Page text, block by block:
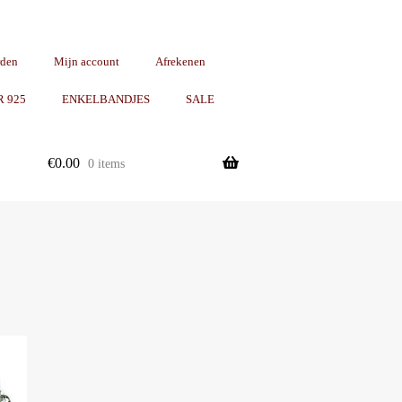
Mijn account Afrekenen
925 ENKELBANDJES SALE
€0.00 0 items